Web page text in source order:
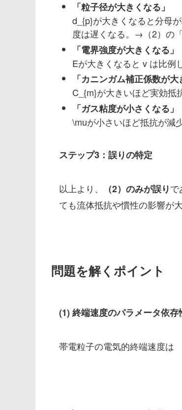
「粒子径が大きくなる」
d_{p}が大きくなると分母が
度は遅くなる。→（2）の
「電界強度が大きくなる」
Eが大きくなると v は比例
「カニンガム補正係数が大
C_{m}が大きいほど実効抵
「ガス粘度が小さくなる」
\muが小さいほど抵抗が減少
ステップ3：誤りの特定
以上より、 （2）のみが誤りで
ても流体抵抗や慣性の影響が
問題を解くポイント
(1) 終端速度のパラメータ依存
帯電粒子の電気的終端速度は